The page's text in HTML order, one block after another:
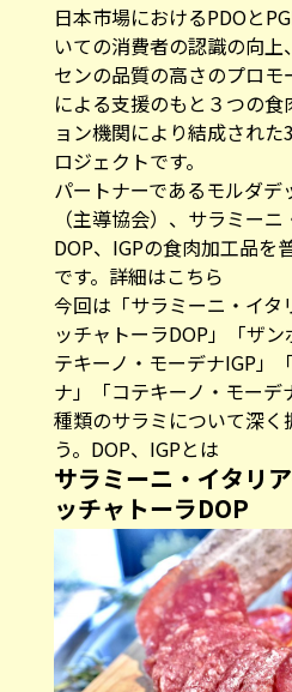
日本市場におけるPDOと
いての消費者の認識の向
センの品質の高さのプロ
による支援のもと３つの
ョン機関により結成され
ロジェクトです。
パートナーであるモルダ
（主導協会）、サラミーニ
DOP、IGPの食肉加工品を
です。 詳細はこちら
今回は「サラミーニ・イタ
ッチャトーラDOP」「ザ
テキーノ・モーデナIGP」
ナ」「コテキーノ・モーデ
種類のサラミについて深く
う。 DOP、IGPとは
サラミーニ・イタリ
ッチャトーラDOP